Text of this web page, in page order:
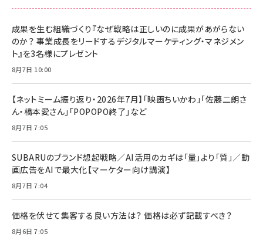
成果を生む組織づくり『なぜ戦略は正しいのに成果があがらない
のか？ 事業成長をリードするデジタルマーケティング・マネジメン
ト』を3名様にプレゼント
8月7日 10:00
【ネットミーム振り返り・2026年7月】「映画ちいかわ」「佐藤二朗さ
ん・橋本愛さん」「POPOPO終了」など
8月7日 7:05
SUBARUのブランド想起戦略／AI活用のカギは「量」より「質」／動
画広告をAIで最大化【マーケター向け講演】
8月7日 7:04
価格を伏せて集客する良い方法は？ 価格は必ず記載すべき？
8月6日 7:05